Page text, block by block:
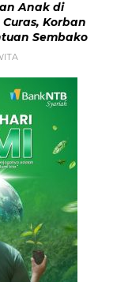
Anak di
Korban
Sembako